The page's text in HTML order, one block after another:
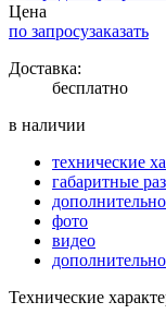
Цена
по запросузаказать
Доставка:
бесплатно
в наличии
технические
габаритные
фото
видео
дополнительно
Технические